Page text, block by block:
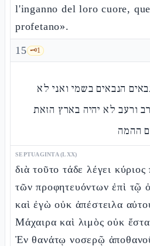
l'inganno del loro cuore,
profetano».
15 🗝️1
הנבאים בשמי ואני לא
ורעב לא יהיה בארץ הזאת
ההמה
SEPTUAGINTA (LXX)
διὰ τοῦτο τάδε λέγει
τῶν προφητευόντων ἐπὶ τῷ
καὶ ἐγὼ οὐκ ἀπέστειλα
Μάχαιρα καὶ λιμὸς οὐκ
Ἐν θανάτῳ νοσερῷ